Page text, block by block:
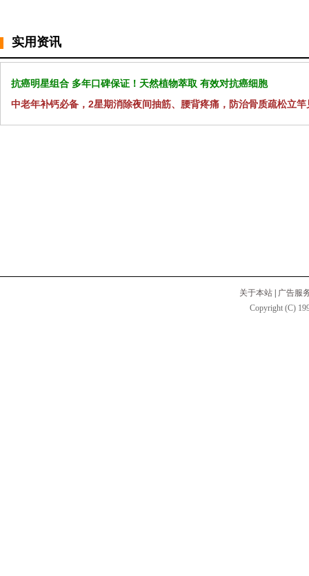
实用资讯
抗癌明星组合 多年口碑保证！天然植物萃取 有效对抗癌细胞
中老年补钙必备，2星期消除夜间抽筋、腰背疼痛，防治骨质疏松立竿
关于本站
广告服
Copyright (C)